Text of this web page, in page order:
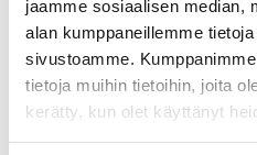
jaamme sosiaalisen median,
alan kumppaneillemme
sivustoamme.
tietoja muihin tietoihin, joita
kerätty, kun olet käyttänyt
används med